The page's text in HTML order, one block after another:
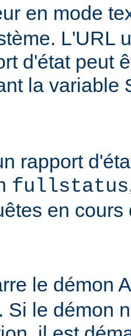
en mode
L'URL
d'état peut
la variable
rapport
fullstatus
en cours
le démon
Si le démon